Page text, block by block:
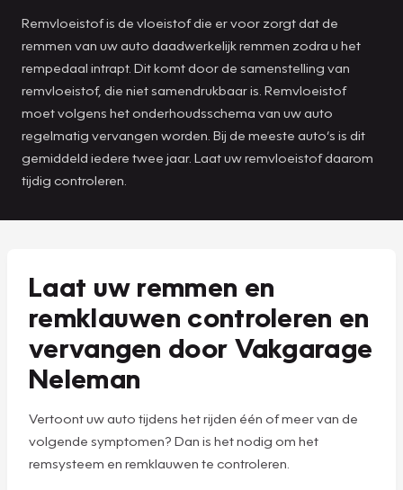
Remvloeistof is de vloeistof die er voor zorgt dat de
remmen van uw auto daadwerkelijk remmen zodra u het
rempedaal intrapt. Dit komt door de samenstelling van
remvloeistof, die niet samendrukbaar is. Remvloeistof
moet volgens het onderhoudsschema van uw auto
regelmatig vervangen worden. Bij de meeste auto’s is dit
gemiddeld iedere twee jaar. Laat uw remvloeistof daarom
tijdig controleren.
Laat uw remmen en
remklauwen controleren en
vervangen door Vakgarage
Neleman
Vertoont uw auto tijdens het rijden één of meer van de
volgende symptomen? Dan is het nodig om het
remsysteem en remklauwen te controleren.